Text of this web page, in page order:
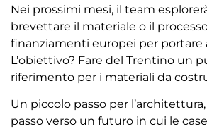
Nei prossimi mesi, il team
brevettare il materiale o il
finanziamenti europei per portare
L’obiettivo? Fare del Trentino un
riferimento per i materiali da
Un piccolo passo per
passo verso un futuro in cui le